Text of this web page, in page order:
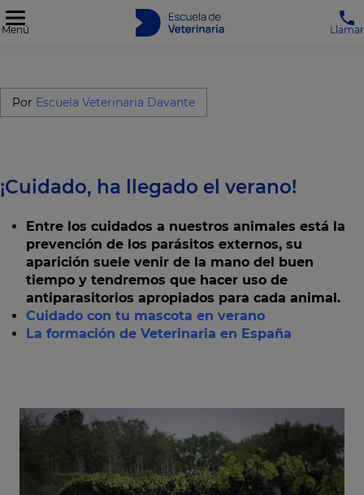
Menú Llamar
Por Escuela Veterinaria Davante
¡Cuidado, ha llegado el verano!
Entre los cuidados a nuestros animales está la
prevención de los parásitos externos, su
aparición suele venir de la mano del buen
tiempo y tendremos que hacer uso de
antiparasitorios apropiados para cada animal.
Cuidado con tu mascota en verano
La formación de Veterinaria en España